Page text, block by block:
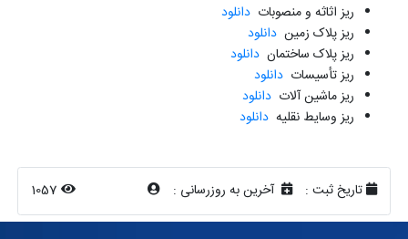
ریز اثاثه و منصوباتدانلود
ریز پلاک زمیندانلود
ریز پلاک ساختماندانلود
ریز تأسیساتدانلود
ریز ماشین آلاتدانلود
ریز وسایط نقلیهدانلود
تاریخ ثبت : آخرین به روزرسانی : 1057